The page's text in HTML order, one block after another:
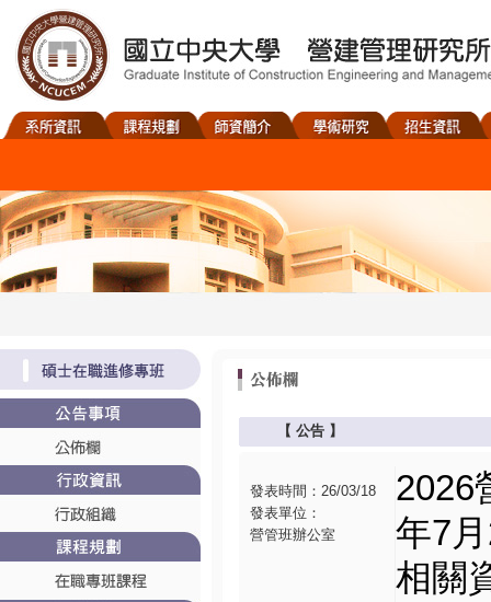
【 公告 】
發表時間：26/03/18
發表單位：
營管班辦公室
2026
年7
相關